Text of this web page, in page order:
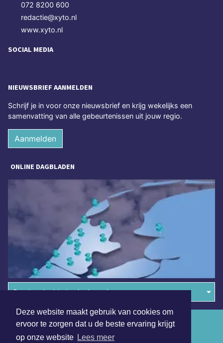
Deze website maakt gebruik van cookies om
ervoor te zorgen dat u de beste ervaring krijgt
op onze website Lees meer
072 8200 600
redactie@xyto.nl
www.xyto.nl
SOCIAL MEDIA
NIEUWSBRIEF AANMELDEN
Schrijf je in voor onze nieuwsbrief en krijg wekelijks een
samenvatting van alle gebeurtenissen uit jouw regio.
Aanmelden
ONLINE DAGBLADEN
Overige dagbladen in de regio
Algemene voorwaarden
Disclaimer